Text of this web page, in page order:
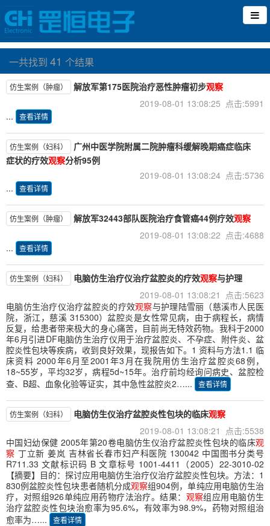
一共找到 41 个结果
仿生案例（肿瘤） 解放军第175医院治疗恶性肿瘤初步观察
2019-08-01 13:08:25 点击:5991
...
查看详情
仿生案例（妇科）
广州中医学院附属二院肿瘤科缓解晚期癌症临床
症状的疗效观察分析95例
2019-08-01 13:08:24 点击:5736
...
查看详情
仿生案例（肿瘤） 解放军32443部队医院治疗食管癌44例疗效观察
2019-08-01 13:08:22 点击:4688
...
查看详情
仿生案例（妇科） 电脑仿生治疗仪治疗盆腔炎的疗效观察与护理
2019-08-01 13:08:21 点击:5623
电脑仿生治疗仪治疗盆腔炎的疗效观察与护理陆雪丽（慈溪市人民医
院，浙江，慈溪 315300）盆腔炎是女性常见病，由于病程长，病情
反复，给患者带来极大的身心痛苦，目前尚无特效药物。我科于2000
年6月引进DF电脑仿生治疗仪用于治疗盆腔炎、不孕症、附件炎、盆
腔炎性包块等疾病，收到良好效果，现报告如下。1 资料与方法1.1 临
床资料 2000年6月至2001年3月在我院用仿生治疗盆腔炎68例，
18~55岁，平均32岁，病程5d~15年。治疗前均经询问病史、盆腔检
查、B超、血象化验等证实，其中急性盆腔炎2…...
查看详情
仿生案例（妇科） 电脑仿生仪治疗盆腔炎性包块的临床观察
2019-08-01 13:08:21 点击:5538
中国妇幼保健 2005年第20卷电脑仿生仪治疗盆腔炎性包块的临床观
察 丁立新 姜岚 吉林省长春市妇产科医院 130042 中国图书分类号
R711.33 文献标识码 B 文章标号 1001-4411（2005）22-3010-02
【摘要】目的：探讨应用电脑仿生治疗仪治疗盆腔炎性包块。方法：1
830例盆腔炎性包块患者随机分成观察组904例，单纯应用电脑仿生治
疗，对照组926单纯应用药物疗法治疗。结果： 观察组应用电脑仿生
治疗盆腔炎性包块治愈率为95.6%，有效率为98.9%，药物对照组治
愈率为…...
查看详情